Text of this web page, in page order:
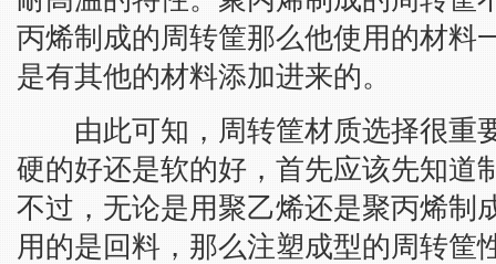
丙烯制成的周转筐那么他使用的材料
是有其他的材料添加进来的。
由此可知，周转筐材质选择很重
硬的好还是软的好，首先应该先知道
不过，无论是用聚乙烯还是聚丙烯制
用的是回料，那么注塑成型的周转筐